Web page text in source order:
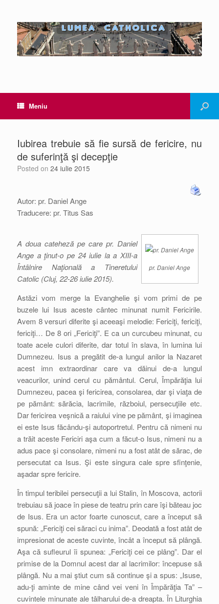
Meniu
Iubirea trebuie să fie sursă de fericire, nu
de suferinţă şi decepţie
Posted on 24 iulie 2015
Autor: pr. Daniel Ange
Traducere: pr. Titus Sas
pr. Daniel Ange
A doua cateheză pe care pr. Daniel
Ange a ţinut-o pe 24 iulie la a XIII-a
Întâlnire Naţională a Tineretului
Catolic (Cluj, 22-26 iulie 2015).
Astăzi vom merge la Evanghelie şi vom primi de pe
buzele lui Isus aceste cântec minunat numit Fericirile.
Avem 8 versuri diferite şi aceeaşi melodie: Fericiţi, fericiţi,
fericiţi… De 8 ori „Fericiţi”. E ca un curcubeu minunat, cu
toate acele culori diferite, dar totul în slava, în lumina lui
Dumnezeu. Isus a pregătit de-a lungul anilor la Nazaret
acest imn extraordinar care va dăinui de-a lungul
veacurilor, unind cerul cu pământul. Cerul, Împărăţia lui
Dumnezeu, pacea şi fericirea, consolarea, dar şi viaţa de
pe pământ: sărăcia, lacrimile, războiul, persecuţiile etc.
Dar fericirea veşnică a raiului vine pe pământ, şi imaginea
ei este Isus făcându-şi autoportretul. Pentru că nimeni nu
a trăit aceste Fericiri aşa cum a făcut-o Isus, nimeni nu a
adus pace şi consolare, nimeni nu a fost atât de sărac, de
persecutat ca Isus. Şi este singura cale spre sfinţenie,
aşadar spre fericire.
În timpul teribilei persecuţii a lui Stalin, în Moscova, actorii
trebuiau să joace în piese de teatru prin care îşi băteau joc
de Isus. Era un actor foarte cunoscut, care a început să
spună: „Fericiţi cei săraci cu inima”. Deodată a fost atât de
impresionat de aceste cuvinte, încât a început să plângă.
Aşa că sufleurul îi spunea: „Fericiţi cei ce plâng”. Dar el
primise de la Domnul acest dar al lacrimilor: începuse să
plângă. Nu a mai ştiut cum să continue şi a spus: „Isuse,
adu-ţi aminte de mine când vei veni în Împărăţia Ta” –
cuvintele minunate ale tâlharului de-a dreapta. În Liturghia